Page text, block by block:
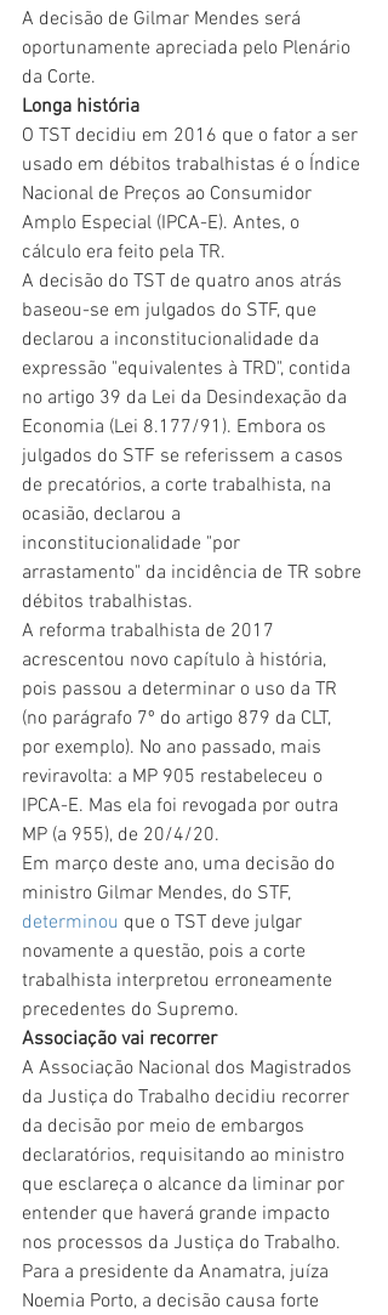
A decisão de Gilmar Mendes será
oportunamente apreciada pelo Plenário
da Corte.
Longa história
O TST decidiu em 2016 que o fator a ser
usado em débitos trabalhistas é o Índice
Nacional de Preços ao Consumidor
Amplo Especial (IPCA-E). Antes, o
cálculo era feito pela TR.
A decisão do TST de quatro anos atrás
baseou-se em julgados do STF, que
declarou a inconstitucionalidade da
expressão "equivalentes à TRD", contida
no artigo 39 da Lei da Desindexação da
Economia (Lei 8.177/91). Embora os
julgados do STF se referissem a casos
de precatórios, a corte trabalhista, na
ocasião, declarou a
inconstitucionalidade "por
arrastamento" da incidência de TR sobre
débitos trabalhistas.
A reforma trabalhista de 2017
acrescentou novo capítulo à história,
pois passou a determinar o uso da TR
(no parágrafo 7º do artigo 879 da CLT,
por exemplo). No ano passado, mais
reviravolta: a MP 905 restabeleceu o
IPCA-E. Mas ela foi revogada por outra
MP (a 955), de 20/4/20.
Em março deste ano, uma decisão do
ministro Gilmar Mendes, do STF,
determinou que o TST deve julgar
novamente a questão, pois a corte
trabalhista interpretou erroneamente
precedentes do Supremo.
Associação vai recorrer
A Associação Nacional dos Magistrados
da Justiça do Trabalho decidiu recorrer
da decisão por meio de embargos
declaratórios, requisitando ao ministro
que esclareça o alcance da liminar por
entender que haverá grande impacto
nos processos da Justiça do Trabalho.
Para a presidente da Anamatra, juíza
Noemia Porto, a decisão causa forte